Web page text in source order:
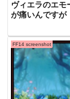
ヴィエラのエモ
が痛いんですが
FF14 screenshot